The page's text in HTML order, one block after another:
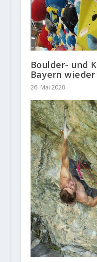
Boulder- und
Bayern
26. Mai 2020